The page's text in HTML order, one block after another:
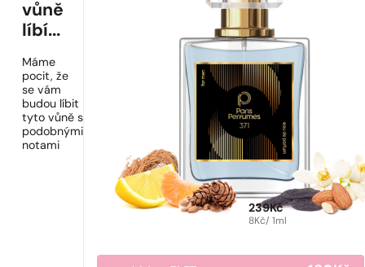
vůně
líbí...
Máme
pocit, že
se vám
budou líbit
tyto vůně s
podobnými
notami
239Kč
8Kč/ 1ml